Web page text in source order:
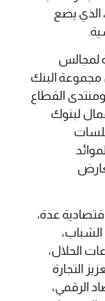
للتنمية للفترة (2026 ـ 2035)، الذي يضع
لمجالس
البنك
ومنتدى القطاع
لبنوك
عدة،
الحلال،
التجارة
الرقمي،